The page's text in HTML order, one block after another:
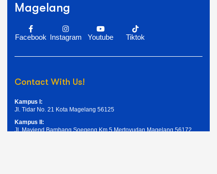
Magelang
Facebook Instagram Youtube Tiktok
Contact With Us!
Kampus I:
Jl. Tidar No. 21 Kota Magelang 56125
Kampus II:
Jl. Mayjend Bambang Soegeng Km.5 Mertoyudan Magelang 56172